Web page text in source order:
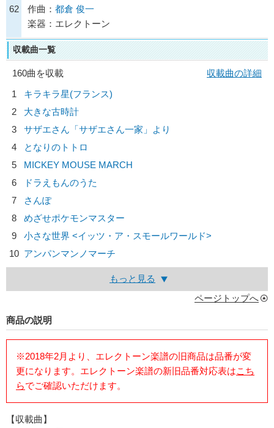
62
作曲： 都倉 俊一
楽器：エレクトーン
収載曲一覧
160曲を収載
収載曲の詳細
1
キラキラ星(フランス)
2
大きな古時計
3
サザエさん「サザエさん一家」より
4
となりのトトロ
5
MICKEY MOUSE MARCH
6
ドラえもんのうた
7
さんぽ
8
めざせポケモンマスター
9
小さな世界 <イッツ・ア・スモールワールド>
10 アンパンマンノマーチ
もっと見る
ページトップへ
商品の説明
※2018年2月より、エレクトーン楽譜の旧商品は品番が変
更になります。エレクトーン楽譜の新旧品番対応表はこち
らでご確認いただけます。
【収載曲】